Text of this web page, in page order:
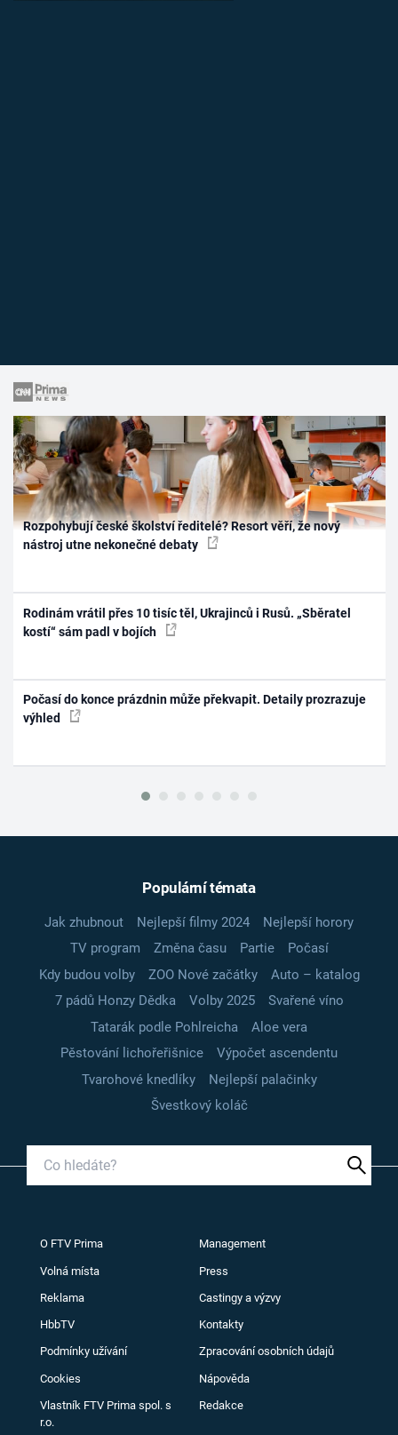
Rozpohybují české školství ředitelé? Resort věří, že nový
nástroj utne nekonečné debaty
Rodinám vrátil přes 10 tisíc těl, Ukrajinců i Rusů. „Sběratel
kostí“ sám padl v bojích
Počasí do konce prázdnin může překvapit. Detaily prozrazuje
výhled
Populární témata
Jak zhubnout Nejlepší filmy 2024
Nejlepší horory
TV program
Změna času Partie
Počasí
Kdy budou volby
ZOO Nové začátky
Auto – katalog
7 pádů Honzy Dědka
Volby 2025
Svařené víno
Tatarák podle Pohlreicha
Aloe vera
Pěstování lichořeřišnice
Výpočet ascendentu
Tvarohové knedlíky
Nejlepší palačinky
Švestkový koláč
O FTV Prima Management
Volná místa Press
Reklama Castingy a výzvy
HbbTV Kontakty
Podmínky užívání Zpracování osobních údajů
Cookies Nápověda
Vlastník FTV Prima spol. s
r.o.
Redakce